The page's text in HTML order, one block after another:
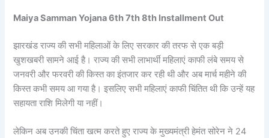
Maiya Samman Yojana 6th 7th 8th Installment Out
झारखंड राज्य की सभी महिलाओं के लिए सरकार की तरफ से एक बड़ी
खुशखबरी सामने आई है। राज्य की सभी लाभार्थी महिलाएं काफी लंबे समय से
जनवरी और फरवरी की किस्त का इंतजार कर रही थी और अब मार्च महीने की
किस्त कभी समय आ गया है। इसलिए सभी महिलाएं काफी चिंतित थी कि उन्हें यह
सहायता राशि मिलेगी या नहीं।
लेकिन अब उनकी चिंता खत्म करते हुए राज्य के मुख्यमंत्री हेमंत सोरेन ने 24